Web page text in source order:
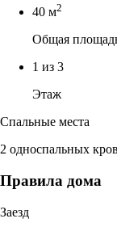
40 м2
Общая
1 из 3
Этаж
Спальные места
2 односпальных
Правила дома
Заезд